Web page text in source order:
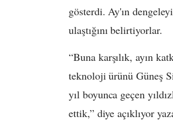
gösterdi. Ay'ın
ulaştığını belirtiyorlar.
“Buna karşılık, ayın
teknoloji ürünü Güneş
yıl boyunca geçen
ettik,” diye açıklıyor